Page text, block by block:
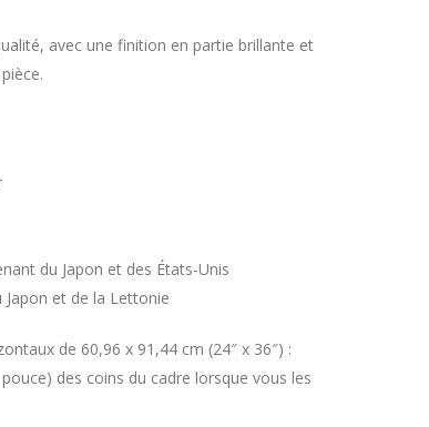
avec une finition en partie brillante et
du Japon et des États-Unis
Japon et de la Lettonie
de 60,96 x 91,44 cm (24″ x 36″) :
des coins du cadre lorsque vous les